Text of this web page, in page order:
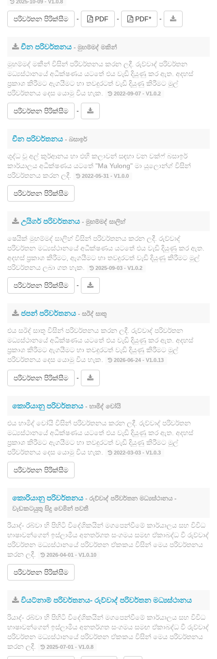
2025-10-09 - V1.0.8
පරිවර්තන පිරික්සීම - PDF - PDF* -
චීන පරිවර්තනය - මුහම්මද් මකින්
මුහම්මද් මකීන් විසින් පරිවර්තනය කරන ලදී. රුව්වාද් පරිවර්තන
මධ්‍යස්ථානයේ අධීක්ෂණය යටතේ එය වැඩි දියුණු කර ඇත. අදහස්
ප්‍රකාශ කිරීමට ඇගයීමට හා තවදුරටත් වැඩි දියුණු කිරීමට මුල්
පරිවර්තනය දෙස යොමු විය හැක.
2022-09-07 - V1.0.2
පරිවර්තන පිරික්සීම -
චීන පරිවර්තනය - බසාඉර්
ශුද්ධ වූ අල් කුර්ආනය හා එහි කලාවන් සඳහා වන වක්ෆ් බසාඉර්
කාර්යාලය අධීක්ෂණය යටතේ "Ma Yulong" මා යුලොන්ග් විසින්
පරිවර්තනය කරන ලදී.
2022-05-31 - V1.0.0
පරිවර්තන පිරික්සීම
උයිගර් පරිවර්තනය - මුහම්මද් සාලිහ්
ෂෙයික් මුහම්මද් සාලිහ් විසින් පරිවර්තනය කරන ලදී. රුව්වාද්
පරිවර්තන මධ්‍යස්ථානයේ අධීක්ෂණය යටතේ එය වැඩි දියුණු කර ඇත.
අදහස් ප්‍රකාශ කිරීමට, ඇගයීමට හා තවදුරටත් වැඩි දියුණු කිරීමට මුල්
පරිවර්තනය ලබා ගත හැක.
2025-09-03 - V1.0.2
පරිවර්තන පිරික්සීම -
ජපන් පරිවර්තනය - සඊද් සාතූ
එය සඊද් සාතූ විසින් පරිවර්තනය කරන ලදී. රුව්වාද් පරිවර්තන
මධ්‍යස්ථානයේ අධීක්ෂණය යටතේ එය වැඩි දියුණු කර ඇත. අදහස්
ප්‍රකාශ කිරීමට ඇගයීමට හා තවදුරටත් වැඩි දියුණු කිරීමට මුල්
පරිවර්තනය දෙස යොමු විය හැක.
2026-06-24 - V1.0.13
පරිවර්තන පිරික්සීම -
කොරියානු පරිවර්තනය - හාමිද් චෝයි
එය හාමිද් චෝයි විසින් පරිවර්තනය කරන ලදී. රුව්වාද් පරිවර්තන
මධ්‍යස්ථානයේ අධීක්ෂණය යටතේ එය වැඩි දියුණු කර ඇත. අදහස්
ප්‍රකාශ කිරීමට ඇගයීමට හා තවදුරටත් වැඩි දියුණු කිරීමට මුල්
පරිවර්තනය දෙස යොමු විය හැක.
2022-03-03 - V1.0.3
පරිවර්තන පිරික්සීම
කොරියානු පරිවර්තනය - රුව්වාද් පරිවර්තන මධ්‍යස්ථානය -
වැඩකටයුතු සිදු වෙමින් පවතී
රියාද්- රබ්වා හි පිහිටි විදේශිකයින් මගපෙන්වීමේ කාර්යාලය සහ විවිධ
භාෂාවන්ගෙන් ඉස්ලාමීය අනතර්ගත සංගමය සමඟ ඒකාබද්ධ වී රුව්වාද්
පරිවර්තන මධ්‍යස්ථානයේ පරිවර්තන ඒකකය විසින් මෙය පරිවර්තනය
කරන ලදී.
2026-04-01 - V1.0.10
පරිවර්තන පිරික්සීම
වියට්නාම් පරිවර්තනය- රුව්වාද් පරිවර්තන මධ්‍යස්ථානය
රියාද්- රබ්වා හි පිහිටි විදේශිකයින් මගපෙන්වීමේ කාර්යාලය සහ විවිධ
භාෂාවන්ගෙන් ඉස්ලාමීය අනතර්ගත සංගමය සමඟ ඒකාබද්ධ වී රුව්වාද්
පරිවර්තන මධ්‍යස්ථානයේ පරිවර්තන ඒකකය විසින් මෙය පරිවර්තනය
කරන ලදී.
2025-07-01 - V1.0.8